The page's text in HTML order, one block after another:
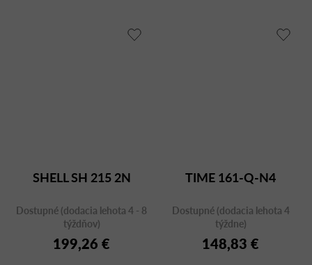
SHELL SH 215 2N
Dostupné (dodacia lehota 4 - 8
týždňov)
199,26 €
TIME 161-Q-N4
Dostupné (dodacia lehota 4
týždne)
148,83 €